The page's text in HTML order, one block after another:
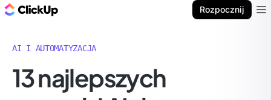
Rozpocznij
AI I AUTOMATYZACJA
13 najlepszych